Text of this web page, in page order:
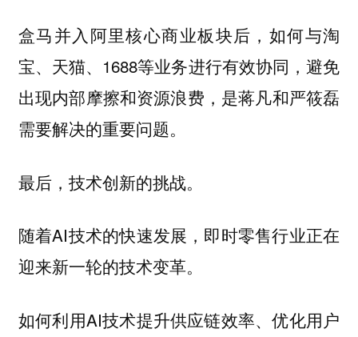
盒马并入阿里核心商业板块后，如何与淘
宝、天猫、1688等业务进行有效协同，避免
出现内部摩擦和资源浪费，是蒋凡和严筱磊
需要解决的重要问题。
最后，技术创新的挑战。
随着AI技术的快速发展，即时零售行业正在
迎来新一轮的技术变革。
如何利用AI技术提升供应链效率、优化用户